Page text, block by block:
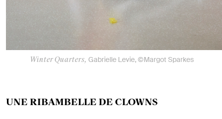
Winter Quarters, Gabrielle Levie, ©Margot Sparkes
UNE RIBAMBELLE DE CLOWNS